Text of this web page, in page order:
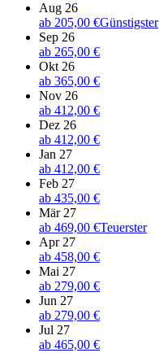
Aug 26
ab 205,00 €Günstigster
Sep 26
ab 265,00 €
Okt 26
ab 365,00 €
Nov 26
ab 412,00 €
Dez 26
ab 412,00 €
Jan 27
ab 412,00 €
Feb 27
ab 435,00 €
Mär 27
ab 469,00 €Teuerster
Apr 27
ab 458,00 €
Mai 27
ab 279,00 €
Jun 27
ab 279,00 €
Jul 27
ab 465,00 €